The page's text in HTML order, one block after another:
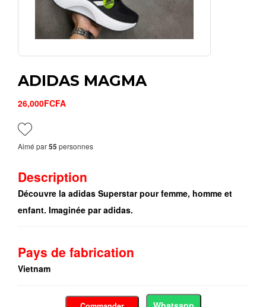
ADIDAS MAGMA
26,000FCFA
Aimé par55 personnes
Description
Découvre la adidas Superstar pour femme, homme et
enfant. Imaginée par adidas.
Pays de fabrication
Vietnam